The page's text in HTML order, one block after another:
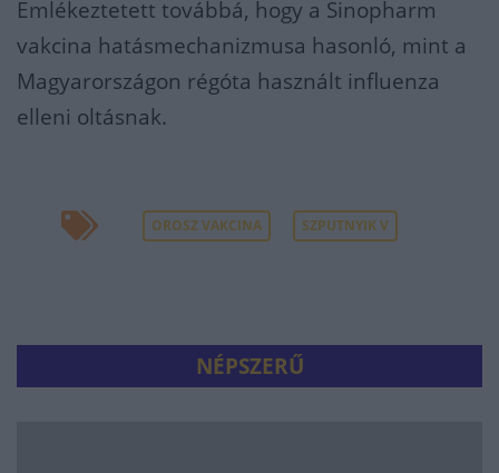
Emlékeztetett továbbá, hogy a Sinopharm
vakcina hatásmechanizmusa hasonló, mint a
Magyarországon régóta használt influenza
elleni oltásnak.
OROSZ VAKCINA SZPUTNYIK V
NÉPSZERŰ